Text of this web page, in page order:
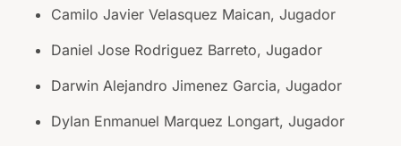
Camilo Javier Velasquez Maican, Jugador
Daniel Jose Rodriguez Barreto, Jugador
Darwin Alejandro Jimenez Garcia, Jugador
Dylan Enmanuel Marquez Longart, Jugador